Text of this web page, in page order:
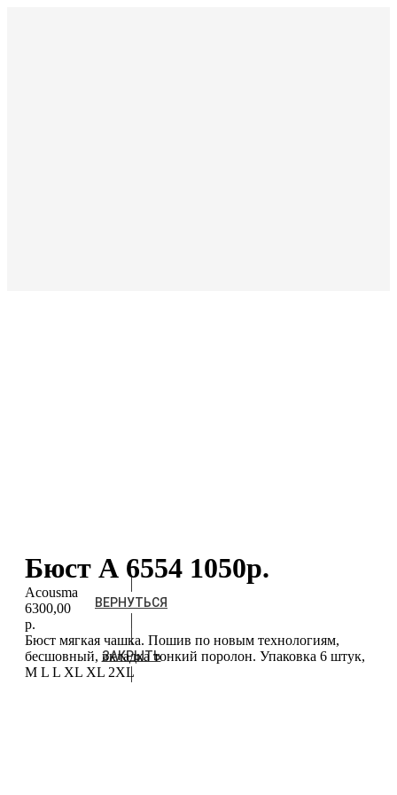
ВЕРНУТЬСЯ
ЗАКРЫТЬ
Бюст А 6554 1050р.
Acousma
6300,00
р.
Бюст мягкая чашка. Пошив по новым технологиям,
бесшовный, вкладка тонкий поролон. Упаковка 6 штук,
M L L XL XL 2XL